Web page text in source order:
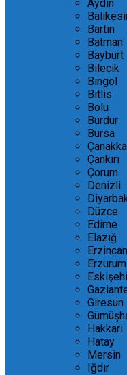
Aydın
Bartın
Batman
Bayburt
Bilecik
Bingöl
Bitlis
Bolu
Burdur
Bursa
Çankırı
Çorum
Denizli
Düzce
Edirne
Elazığ
Erzincan
Erzurum
Giresun
Hakkari
Hatay
Mersin
Iğdır